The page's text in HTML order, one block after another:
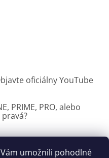
umožnili pohodlné
oficiálny YouTube
PRIME, PRO, alebo
CZ